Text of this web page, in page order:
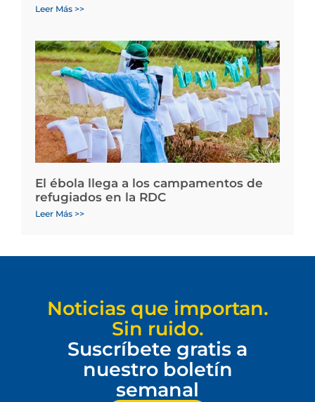
Leer Más >>
El ébola llega a los campamentos de
refugiados en la RDC
Leer Más >>
Noticias que importan.
Sin ruido.
Suscríbete gratis a
nuestro boletín
semanal